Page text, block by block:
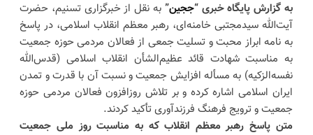
به گزارش پایگاه خبری “ججین” به نقل از خبرگزاری تسنیم، حضرت
آیت‌الله سیدمجتبی خامنه‌ای، رهبر معظم انقلاب اسلامی، در پاسخ
به نامه ابراز محبت و تسلیت جمعی از فعالان مردمی حوزه جمعیت
به مناسبت شهادت قائد عظیم‌الشأن انقلاب اسلامی (قدس‌الله
نفسه‌الزکیه) به مسأله افزایش جمعیت و نسبت آن با قدرت و تمدن
ایران اسلامی اشاره کرده و بر تلاش روزافزون فعالان مردمی حوزه
جمعیت و ترویج فرهنگ فرزندآوری تأکید کردند.
متن پاسخ رهبر معظم انقلاب که به مناسبت روز ملی جمعیت